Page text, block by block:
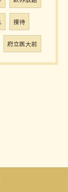
接待
府立医大前